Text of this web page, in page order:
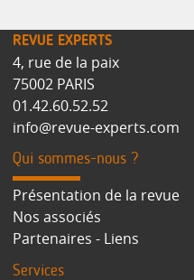
REVUE EXPERTS
4, rue de la paix
75002 PARIS
01.42.60.52.52
info@revue-experts.com
Qui sommes-nous ?
Présentation de la revue
Nos associés
Partenaires - Liens
Services